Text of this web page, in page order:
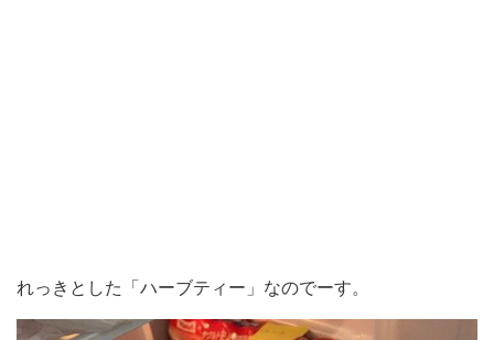
れっきとした「ハーブティー」なのでーす。